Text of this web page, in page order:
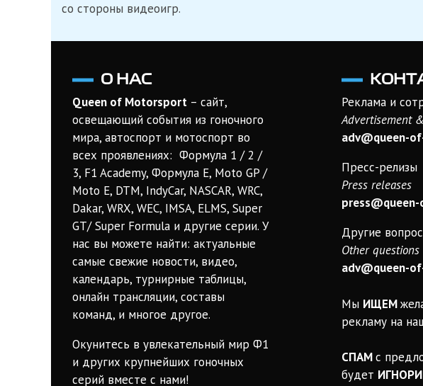
моему
со стороны видеоигр.
О НАС
Queen of Motorsport – сайт,
освещающий события из гоночного
мира, автоспорт и мотоспорт во
всех проявлениях: Формула 1 / 2 /
3, F1 Academy, Формула Е, Moto GP /
Moto E, DTM, IndyCar, NASCAR, WRC,
Dakar, WRX, WEC, IMSA, ELMS, Super
GT/ Super Formula и другие серии. У
нас вы можете найти: актуальные
самые свежие новости, видео,
календарь, турнирные таблицы,
онлайн трансляции, составы
команд, и многое другое.
Окунитесь в увлекательный мир Ф1
и других крупнейших гоночных
серий вместе с нами!
Реклама и
Advertisement
adv@queen-
Пресс-релизы
Press releases
Другие
Other questions
adv@queen-
Мы ИЩЕМ
рекламу на
СПАМс
будет